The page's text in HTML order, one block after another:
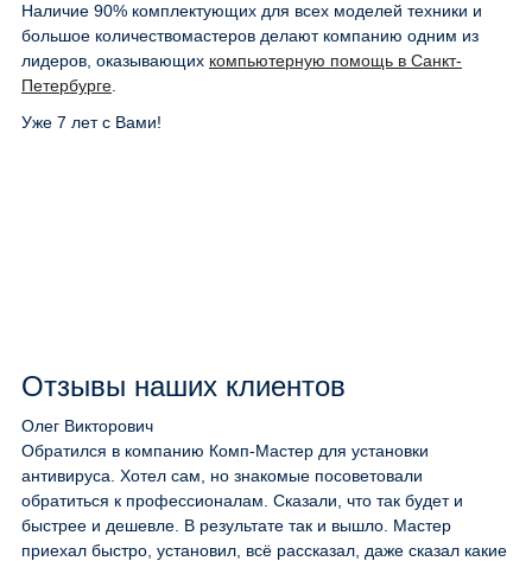
Наличие 90% комплектующих для всех моделей техники и
большое количествомастеров делают компанию одним из
лидеров, оказывающих компьютерную помощь в Санкт-
Петербурге
Уже 7 лет с Вами!
Отзывы наших клиентов
Олег Викторович
Обратился в компанию Комп-Мастер для установки
антивируса. Хотел сам, но знакомые посоветовали
обратиться к профессионалам. Сказали, что так будет и
быстрее и дешевле. В результате так и вышло. Мастер
приехал быстро, установил, всё рассказал, даже сказал какие